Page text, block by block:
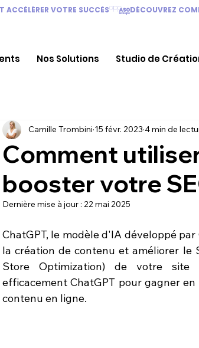
Nos Solutions Studio de
VOTRE SUCCÈS
Comment
booster votre
Camille Trombini 15 févr. 2023 4 min de
Dernière mise à jour : 22 mai 2025
ChatGPT, le modèle d'IA développé
la création de contenu et améliorer le
Store Optimization) de votre site
efficacement ChatGPT pour gagner
contenu en ligne.